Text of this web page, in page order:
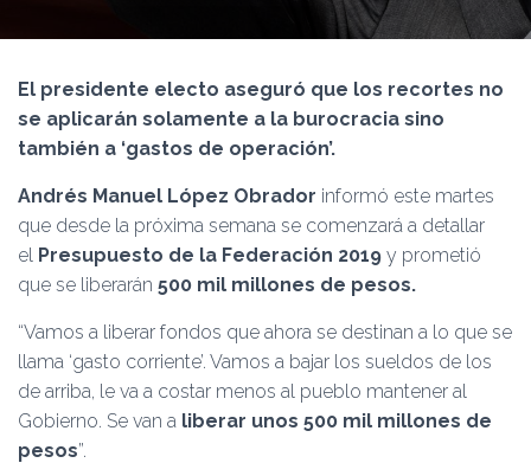
A
El presidente electo aseguró que los recortes no
se aplicarán solamente a la burocracia sino
también a ‘gastos de operación’.
Andrés Manuel López Obrador informó este martes
que desde la próxima semana se comenzará a detallar
el Presupuesto de la Federación 2019 y prometió
que se liberarán 500 mil millones de pesos.
“Vamos a liberar fondos que ahora se destinan a lo que se
llama ‘gasto corriente’. Vamos a bajar los sueldos de los
de arriba, le va a costar menos al pueblo mantener al
Gobierno. Se van a liberar unos 500 mil millones de
pesos”.